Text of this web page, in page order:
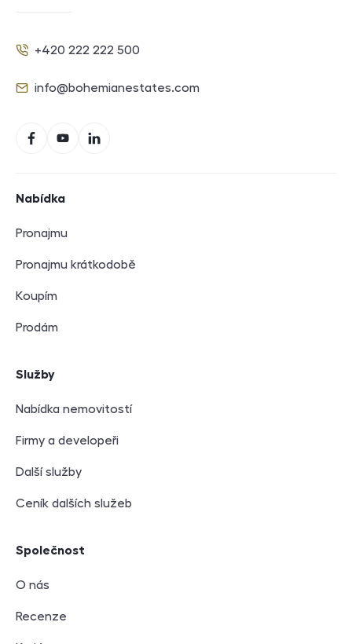
Telefon
+420 222 222 500
E-mail
info@bohemianestates.com
FacebookYouTubeLinkedIn
Nabídka
Pronajmu
Pronajmu krátkodobě
Koupím
Prodám
Služby
Nabídka nemovitostí
Firmy a developeři
Další služby
Ceník dalších služeb
Společnost
O nás
Recenze